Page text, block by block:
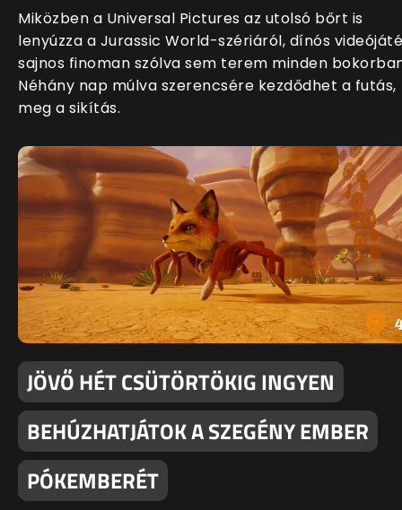
Miközben a Universal Pictures az utolsó bőrt is
lenyúzza a Jurassic World-szériáról, dínós
sajnos finoman szólva sem terem minden
Néhány nap múlva szerencsére kezdődhet a futás,
meg a sikítás.
JÖVŐ HÉT CSÜTÖRTÖKIG INGYEN
BEHÚZHATJÁTOK A SZEGÉNY EMBER
PÓKEMBERÉT